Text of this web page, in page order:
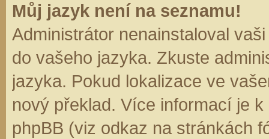
Můj jazyk není na seznamu!
Administrátor nenainstaloval
do vašeho jazyka. Zkuste
jazyka. Pokud lokalizace ve
nový překlad. Více informací je
phpBB (viz odkaz na stránkách